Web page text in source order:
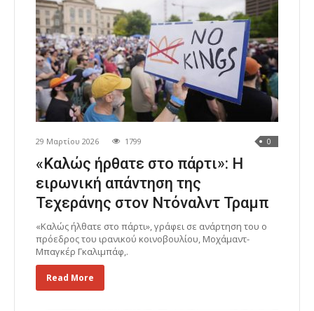
29 Μαρτίου 2026 1799 0
«Καλώς ήρθατε στο πάρτι»: Η
ειρωνική απάντηση της
Τεχεράνης στον Ντόναλντ Τραμπ
«Καλώς ήλθατε στο πάρτι», γράφει σε ανάρτηση του ο
πρόεδρος του ιρανικού κοινοβουλίου, Μοχάμαντ-
Μπαγκέρ Γκαλιμπάφ,.
Read More